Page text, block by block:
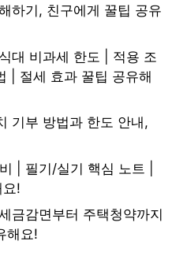
하기, 친구에게 꿀팁 공유
대 비과세 한도 | 적용 조
| 절세 효과 꿀팁 공유해
기부 방법과 한도 안내,
| 필기/실기 핵심 노트 |
!
금감면부터 주택청약까지
해요!